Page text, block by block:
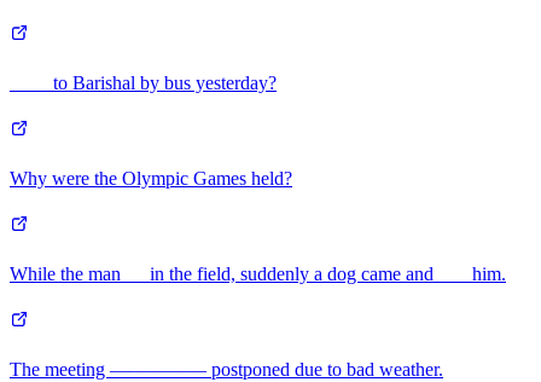
____ to Barishal by bus yesterday?
Why were the Olympic Games held?
While the man __ in the field, suddenly a dog came and ___ him.
The meeting ————— postponed due to bad weather.